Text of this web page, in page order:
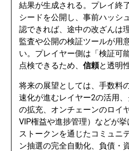
結果が生成される。プレイ終
シードを公開し、事前ハッシ
認できれば、途中の改ざんは
監査や公開の検証ツールが用
い。プレイヤー側は「検証可
点検できるため、信頼と透明
将来の展望としては、手数料
速化が進むレイヤー2の活用
の拡充、オンチェーンのロイ
VIP権益や進捗管理）などが
ストークンを通じたコミュニ
ン抽選の完全自動化、負債・